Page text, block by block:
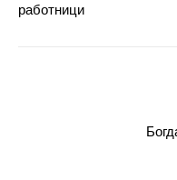
работници